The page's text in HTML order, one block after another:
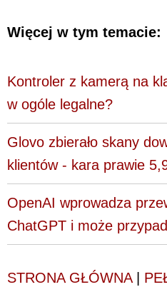
Więcej w tym temacie:
Kontroler z kamerą na
w ogóle legalne?
Glovo zbierało skany
klientów - kara prawie
OpenAI wprowadza
ChatGPT i może
STRONA GŁÓWNA|